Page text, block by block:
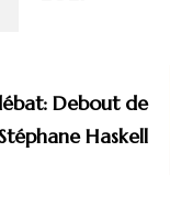
Debout de
Haskell